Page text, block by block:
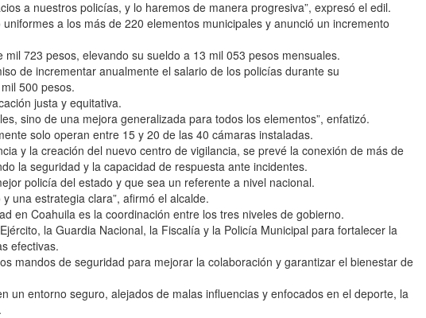
a nuestros policías, y lo haremos de manera progresiva”, expresó el edil.
a los más de 220 elementos municipales y anunció un incremento
723 pesos, elevando su sueldo a 13 mil 053 pesos mensuales.
de incrementar anualmente el salario de los policías durante su
500 pesos.
justa y equitativa.
sino de una mejora generalizada para todos los elementos”, enfatizó.
solo operan entre 15 y 20 de las 40 cámaras instaladas.
y la creación del nuevo centro de vigilancia, se prevé la conexión de más de
la seguridad y la capacidad de respuesta ante incidentes.
policía del estado y que sea un referente a nivel nacional.
una estrategia clara”, afirmó el alcalde.
en Coahuila es la coordinación entre los tres niveles de gobierno.
la Guardia Nacional, la Fiscalía y la Policía Municipal para fortalecer la
efectivas.
mandos de seguridad para mejorar la colaboración y garantizar el bienestar de
un entorno seguro, alejados de malas influencias y enfocados en el deporte, la